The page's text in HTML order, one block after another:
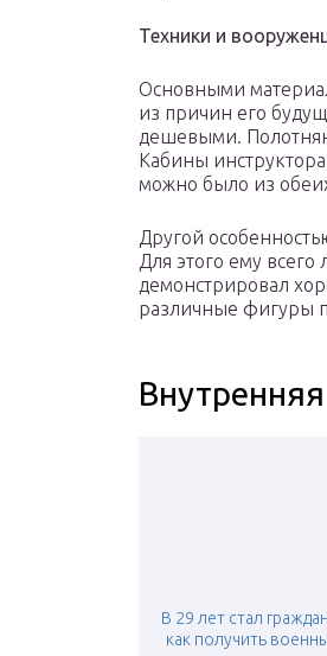
Техники и
Основными
из причин его
дешевыми.
Кабины
можно было из
Другой
Для этого ему
демонстрировал
различные фигуры
В 29 лет стал
как получить